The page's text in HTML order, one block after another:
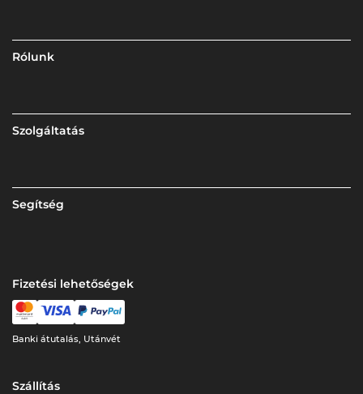
Rólunk
Szolgáltatás
Segítség
Fizetési lehetőségek
Banki átutalás, Utánvét
Szállítás